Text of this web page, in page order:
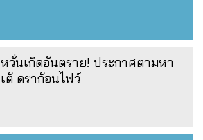
หวั่นเกิดอันตราย! ประกาศตามหา
เต้ ดราก้อนไฟว์